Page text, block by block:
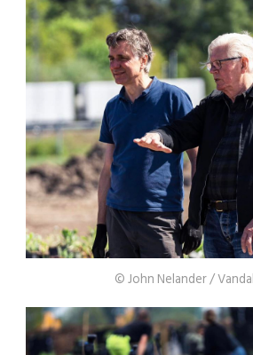
© John Nelander /